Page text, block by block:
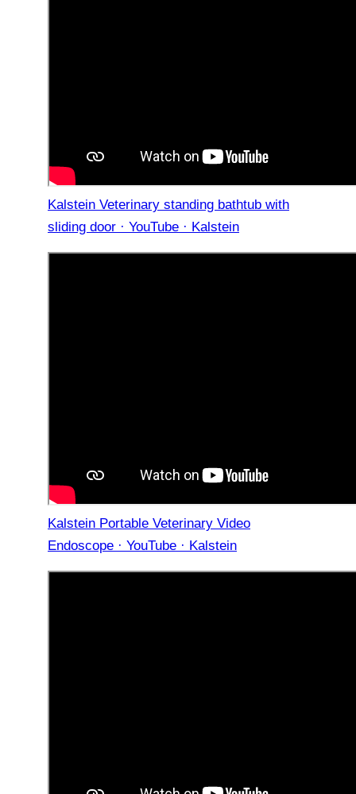
Kalstein Veterinary standing bathtub with
sliding door · YouTube · Kalstein
Kalstein Portable Veterinary Video
Endoscope · YouTube · Kalstein